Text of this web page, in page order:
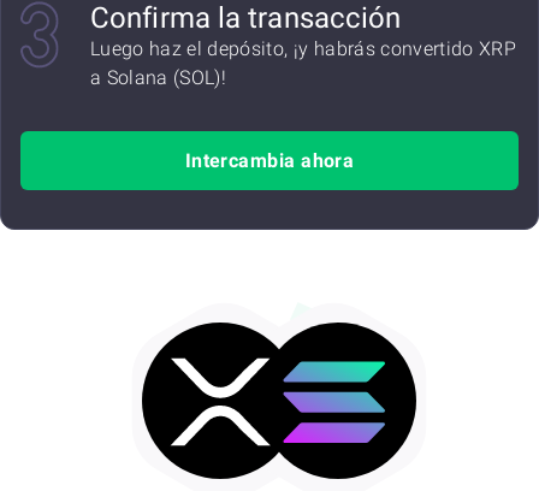
Confirma la transacción
Luego haz el depósito, ¡y habrás convertido XRP
a Solana (SOL)!
Intercambia ahora